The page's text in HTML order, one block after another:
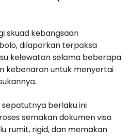
skuad kebangsaan
dilaporkan terpaksa
kelewatan selama beberapa
kebenaran untuk menyertai
berlaku ini
semakan dokumen visa
rumit, rigid, dan memakan